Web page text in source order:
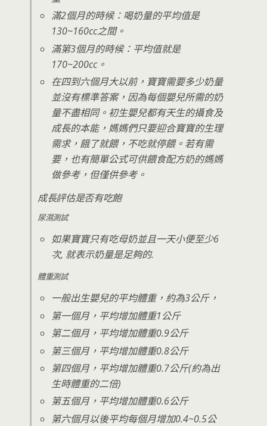
滿2個月的時候：喝奶量的平均值是
130~160cc之間。
滿第3個月的時候：平均值就是
170~200cc。
在四到六個月大以前，寶寶需要多少奶量
並沒有標準答案，因為每個嬰兒所需的奶
量不盡相同。初生嬰兒都有天生的攝食及
成長的本能，媽媽們只要迎合寶寶的生理
需求，餓了就餵，不吃就停餵。若有需
要，也有簡單公式可供餵食配方奶的媽媽
做參考，但僅供參考。
成長評估是否有吃飽
尿濕測試
如果寶寶只有吃母奶並且一天小便至少6
次, 就表示奶量是足夠的.
體重測試
一般出生嬰兒的平均體重，約為3公斤，
第一個月，平均增加體重1公斤
第二個月，平均增加體重0.9公斤
第三個月，平均增加體重0.8公斤
第四個月，平均增加體重0.7公斤(約為出
生時體重的二倍)
第五個月，平均增加體重0.6公斤
第六個月以後平均每個月增加0.4~0.5公